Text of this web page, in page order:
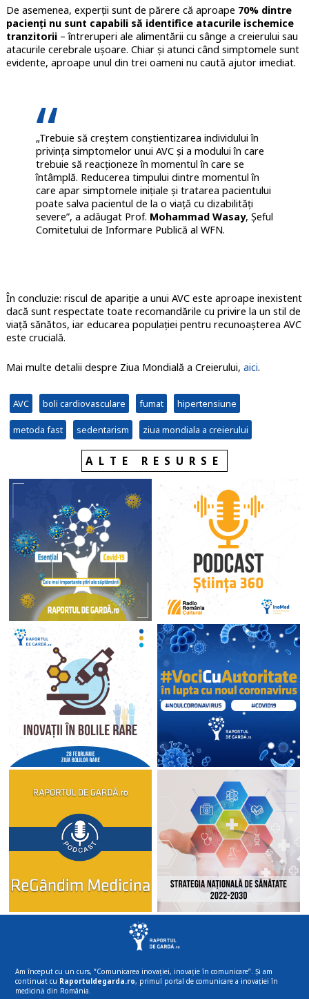
De asemenea, experții sunt de părere că aproape 70% dintre
pacienți nu sunt capabili să identifice atacurile ischemice
tranzitorii – întreruperi ale alimentării cu sânge a creierului sau
atacurile cerebrale ușoare. Chiar și atunci când simptomele sunt
evidente, aproape unul din trei oameni nu caută ajutor imediat.
„Trebuie să creștem conștientizarea individului în
privința simptomelor unui AVC și a modului în care
trebuie să reacționeze în momentul în care se
întâmplă. Reducerea timpului dintre momentul în
care apar simptomele inițiale și tratarea pacientului
poate salva pacientul de la o viață cu dizabilități
severe”, a adăugat Prof. Mohammad Wasay, Șeful
Comitetului de Informare Publică al WFN.
În concluzie: riscul de apariție a unui AVC este aproape inexistent
dacă sunt respectate toate recomandările cu privire la un stil de
viață sănătos, iar educarea populației pentru recunoașterea AVC
este crucială.
Mai multe detalii despre Ziua Mondială a Creierului, aici.
AVC boli cardiovasculare fumat hipertensiune
metoda fast sedentarism ziua mondiala a creierului
ALTE RESURSE
Am început cu un curs, “Comunicarea inovației, inovație în comunicare”. Și am
continuat cu Raportuldegarda.ro, primul portal de comunicare a inovației în
medicină din România.